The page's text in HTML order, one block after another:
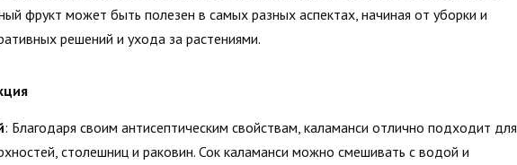
фрукт может быть полезен в самых разных аспектах, начиная от уборки и
решений и ухода за растениями.
: Благодаря своим антисептическим свойствам, каламанси отлично подходит для
столешниц и раковин. Сок каламанси можно смешивать с водой и